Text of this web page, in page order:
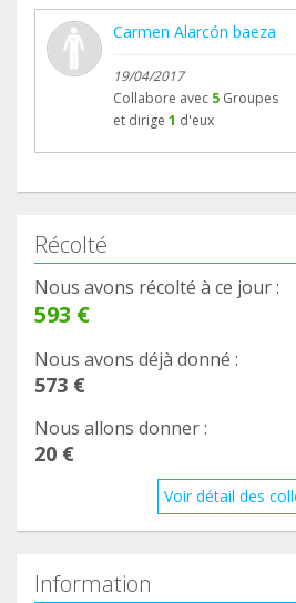
Carmen Alarcón baeza
19/04/2017
Collabore avec 5 Groupes
et dirige 1 d'eux
Récolté
Nous avons récolté à ce jour :
593 €
Nous avons déjà donné :
573 €
Nous allons donner :
20 €
Voir détail des
Information